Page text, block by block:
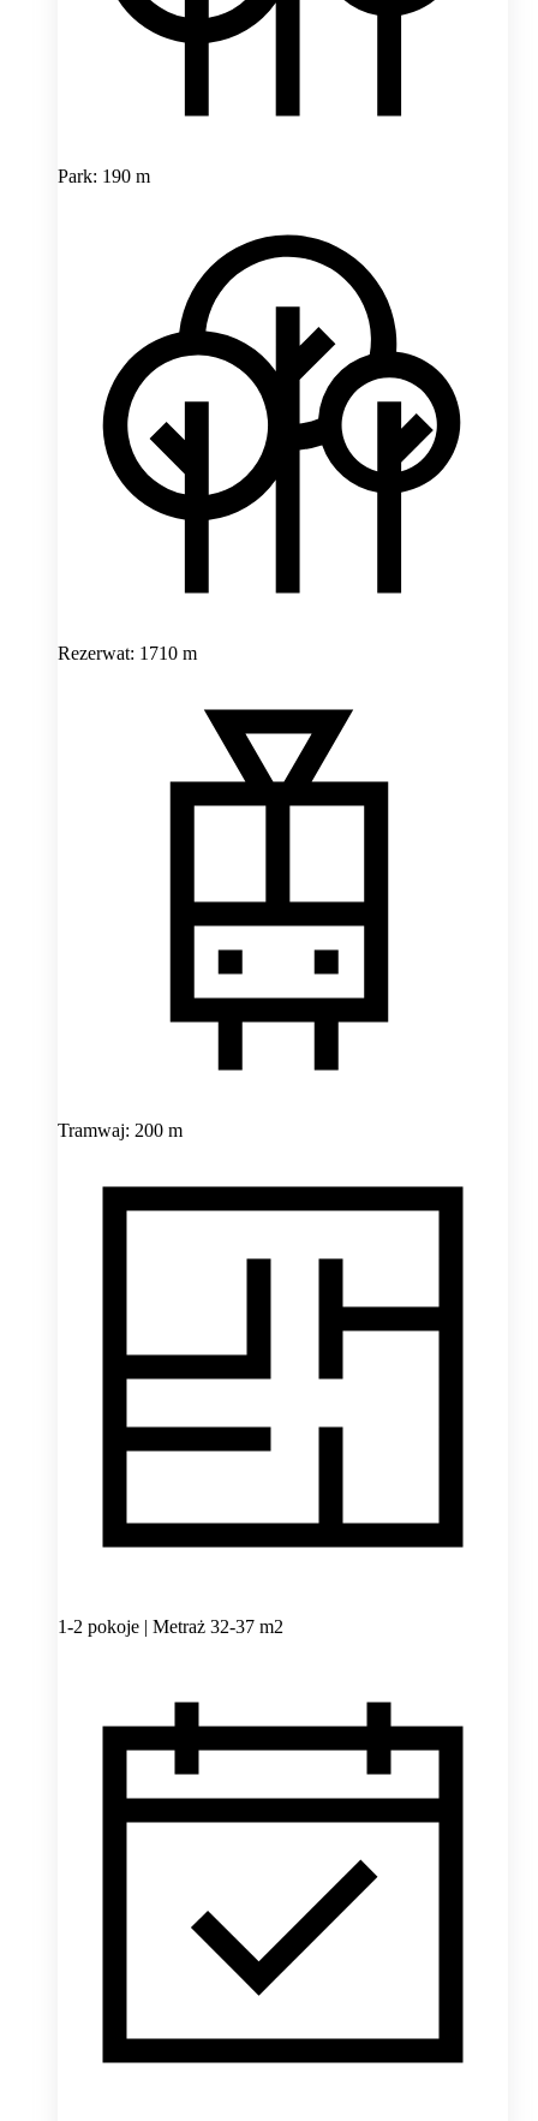
Park: 190 m
Rezerwat: 1710 m
Tramwaj: 200 m
1-2 pokoje | Metraż 32-37 m2